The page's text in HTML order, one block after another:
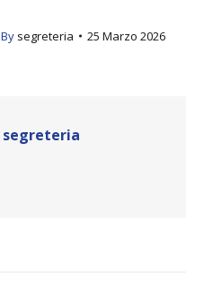
By segreteria 25 Marzo 2026
segreteria